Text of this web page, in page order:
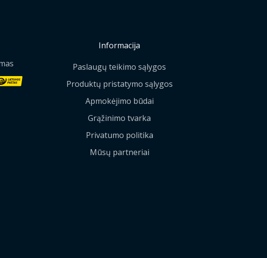
Informacija
Paslaugų teikimo sąlygos
Produktų pristatymo sąlygos
Apmokėjimo būdai
Grąžinimo tvarka
Privatumo politika
Mūsų partneriai